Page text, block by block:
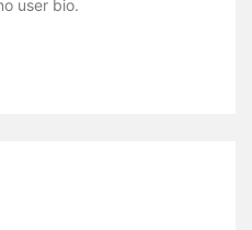
user bio.